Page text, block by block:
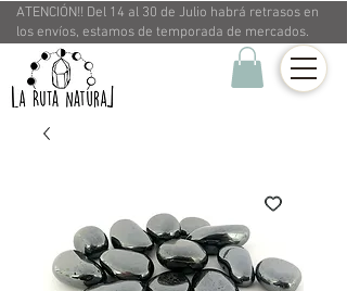
ATENCIÓN!! Del 14 al 30 de Julio habrá retrasos en
los envíos, estamos de temporada de mercados.